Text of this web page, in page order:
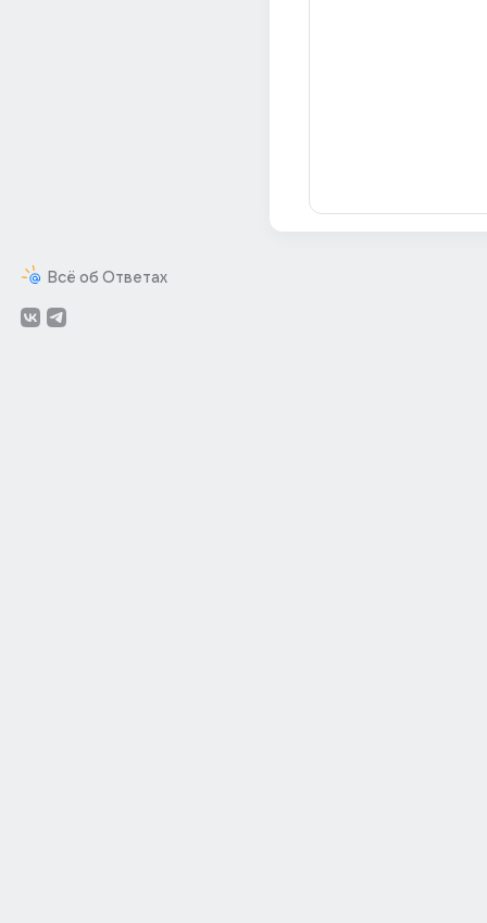
Всё об Ответах